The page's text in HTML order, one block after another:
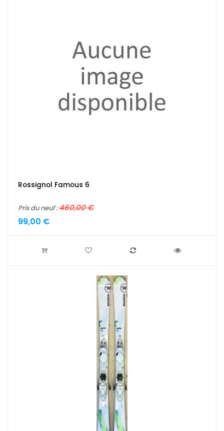
Rossignol Famous 6
Prix du neuf :460,00 €
99,00 €